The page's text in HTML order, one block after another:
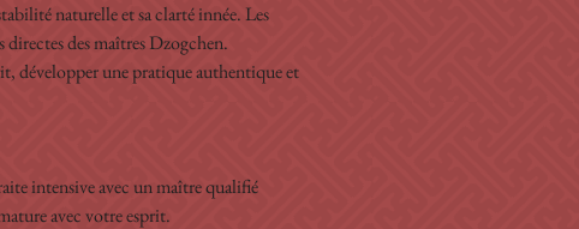
naturelle et sa clarté innée. Les
des maîtres Dzogchen.
développer une pratique authentique et
intensive avec un maître qualifié
avec votre esprit.